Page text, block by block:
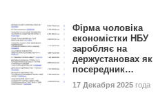
Фірма чоловіка
економістки НБУ
заробляє на
держустановах як
посередник…
17 Декабря 2025 года